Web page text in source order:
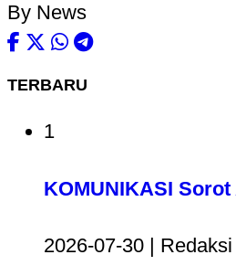
By News
TERBARU
1
KOMUNIKASI
2026-07-30 | Redaksi